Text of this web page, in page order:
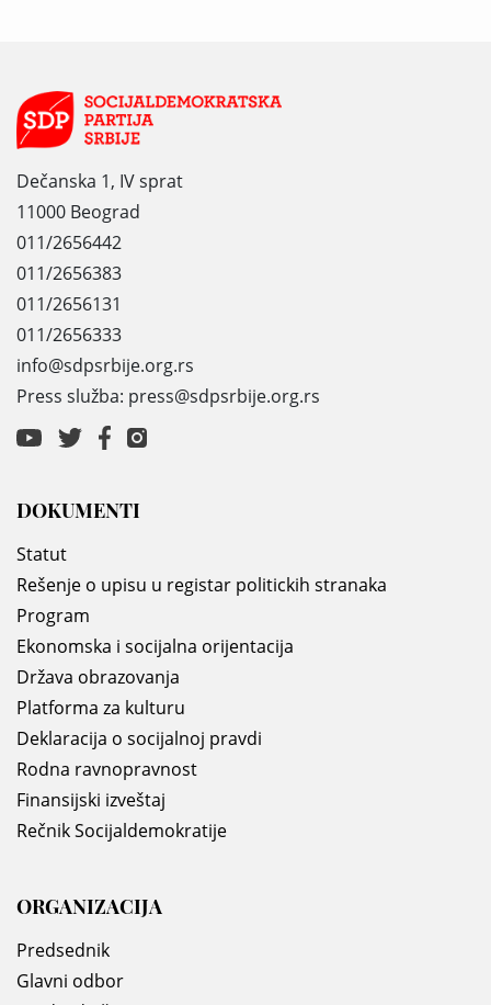
Dečanska 1, IV sprat
11000 Beograd
011/2656442
011/2656383
011/2656131
011/2656333
info@sdpsrbije.org.rs
Press služba: press@sdpsrbije.org.rs
DOKUMENTI
Statut
Rešenje o upisu u registar politickih stranaka
Program
Ekonomska i socijalna orijentacija
Država obrazovanja
Platforma za kulturu
Deklaracija o socijalnoj pravdi
Rodna ravnopravnost
Finansijski izveštaj
Rečnik Socijaldemokratije
ORGANIZACIJA
Predsednik
Glavni odbor